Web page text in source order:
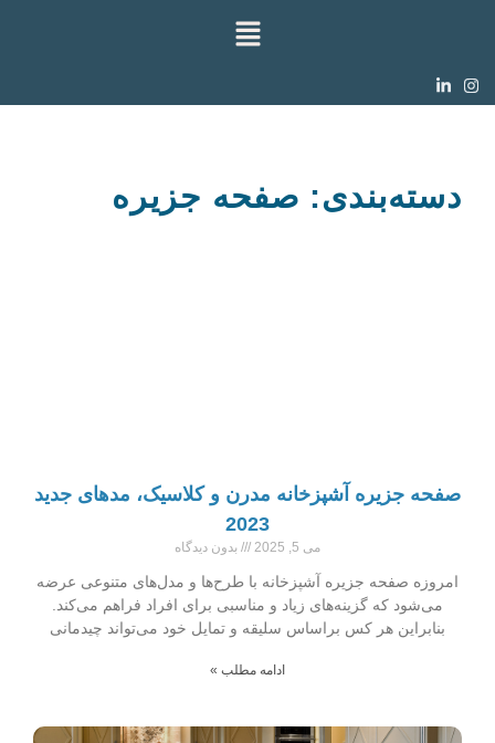
دسته‌بندی: صفحه جزیره
صفحه جزیره آشپزخانه مدرن و کلاسیک، مدهای جدید
2023
می 5, 2025 بدون دیدگاه
امروزه صفحه جزیره آشپزخانه با طرح‌ها و مدل‌های متنوعی عرضه
می‌شود که گزینه‌های زیاد و مناسبی برای افراد فراهم می‌کند.
بنابراین هر کس براساس سلیقه و تمایل خود می‌تواند چیدمانی
ادامه مطلب »